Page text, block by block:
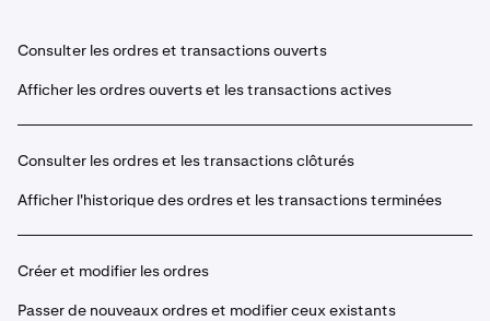
Consulter les ordres et transactions ouverts
Afficher les ordres ouverts et les transactions actives
Consulter les ordres et les transactions clôturés
Afficher l'historique des ordres et les transactions terminées
Créer et modifier les ordres
Passer de nouveaux ordres et modifier ceux existants